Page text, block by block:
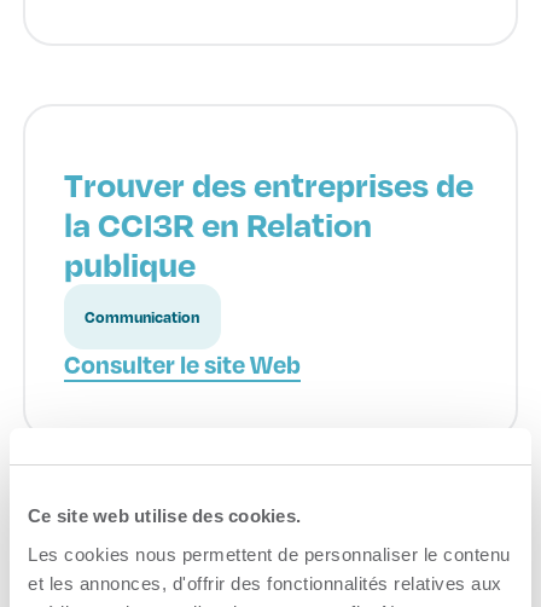
Ce site web utilise des cookies.
Les cookies nous permettent de personnaliser le contenu
et les annonces, d'offrir des fonctionnalités relatives aux
Trouver des entreprises de
la CCI3R en Relation
publique
Communication
Consulter le site Web
Formation continue